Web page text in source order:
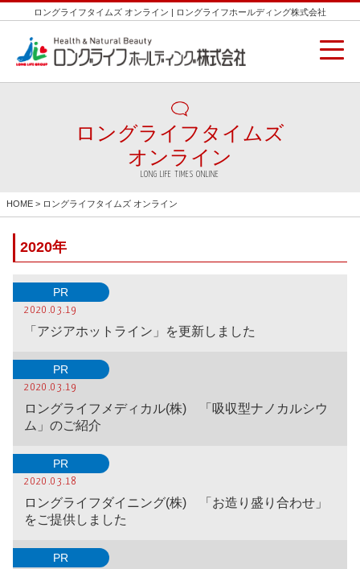
ロングライフタイムズ オンライン | ロングライフホールディング株式会社
ロングライフタイムズ
オンライン
LONG LIFE TIMES ONLINE
HOME > ロングライフタイムズ オンライン
2020年
PR
2020.03.19
「アジアホットライン」を更新しました
PR
2020.03.19
ロングライフメディカル(株) 「吸収型ナノカルシウ
ム」のご紹介
PR
2020.03.18
ロングライフダイニング(株) 「お造り盛り合わせ」
をご提供しました
PR